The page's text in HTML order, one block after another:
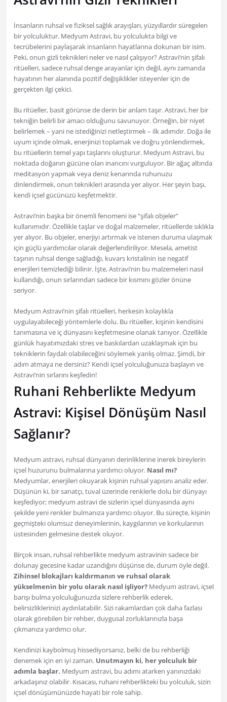
İnsanların ruhsal ve fiziksel sağlık arayışları, yüzyıllardır süregelen
bir yolculuktur. Medyum Astravi, bu yolculukta bilgi ve
tecrübelerini paylaşarak insanların hayatlarına dokunan bir isim.
Peki, onun gizli teknikleri neler ve nasıl çalışıyor? Astravi’nin şifalı
ritüelleri, sadece ruhsal denge arayanlar için değil, aynı zamanda
hayatının her alanında pozitif değişiklikler isteyenler için de
gerçekten ilgi çekici.
Bu ritüeller, basit görünse de derin bir anlam taşır. Astravi, her bir
tekniğin belirli bir amacı olduğunu savunuyor. Örneğin, bir niyet
belirlemek – yani ne istediğinizi netleştirmek – ilk adımdır. Doğa ile
uyum içinde olmak, enerjinizi toplamak ve doğru yönlendirmek,
bu ritüellerin temel yapı taşlarını oluşturur. Medyum Astravi, bu
noktada doğanın gücüne olan inancını vurguluyor. Bir ağaç altında
meditasyon yapmak veya deniz kenarında ruhunuzu
dinlendirmek, onun teknikleri arasında yer alıyor. Her şeyin başı,
kendi içsel gücünüzü keşfetmektir.
Astravi’nin başka bir önemli fenomeni ise “şifalı objeler”
kullanımıdır. Özellikle taşlar ve doğal malzemeler, ritüellerde sıklıkla
yer alıyor. Bu objeler, enerjiyi artırmak ve istenen duruma ulaşmak
için güçlü yardımcılar olarak değerlendiriliyor. Mesela, ametist
taşının ruhsal denge sağladığı, kuvars kristalinin ise negatif
enerjileri temizlediği bilinir. İşte, Astravi’nin bu malzemeleri nasıl
kullandığı, onun sırlarından sadece bir kısmını gözler önüne
seriyor.
Medyum Astravi’nin şifalı ritüelleri, herkesin kolaylıkla
uygulayabileceği yöntemlerle dolu. Bu ritüeller, kişinin kendisini
tanımasına ve iç dünyasını keşfetmesine olanak tanıyor. Özellikle
günlük hayatımızdaki stres ve baskılardan uzaklaşmak için bu
tekniklerin faydalı olabileceğini söylemek yanlış olmaz. Şimdi, bir
adım atmaya ne dersiniz? Kendi içsel yolculuğunuza başlayın ve
Astravi’nin sırlarını keşfedin!
Ruhani Rehberlikte Medyum
Astravi: Kişisel Dönüşüm Nasıl
Sağlanır?
Medyum astravi, ruhsal dünyanın derinliklerine inerek bireylerin
içsel huzurunu bulmalarına yardımcı oluyor. Nasıl mı?
Medyumlar, enerjileri okuyarak kişinin ruhsal yapısını analiz eder.
Düşünün ki, bir sanatçı, tuval üzerinde renklerle dolu bir dünyayı
keşfediyor; medyum astravi de sizlerin içsel dünyasında aynı
şekilde yeni renkler bulmanıza yardımcı oluyor. Bu süreçte, kişinin
geçmişteki olumsuz deneyimlerinin, kaygılarının ve korkularının
üstesinden gelmesine destek oluyor.
Birçok insan, ruhsal rehberlikte medyum astravinin sadece bir
dolunay gecesine kadar uzandığını düşünse de, durum öyle değil.
Zihinsel blokajları kaldırmanın ve ruhsal olarak
yükselmenin bir yolu olarak nasıl işliyor?Medyum astravi, içsel
barışı bulma yolculuğunuzda sizlere rehberlik ederek,
belirsizliklerinizi aydınlatabilir. Sizi rakamlardan çok daha fazlası
olarak görebilen bir rehber, duygusal zorluklarınızla başa
çıkmanıza yardımcı olur.
Kendinizi kaybolmuş hissediyorsanız, belki de bu rehberliği
denemek için en iyi zaman. Unutmayın ki, her yolculuk bir
adımla başlar. Medyum astravi, bu adımı atarken yanınızdaki
arkadaşınız olabilir. Kısacası, ruhani rehberlikteki bu yolculuk, sizin
içsel dönüşümünüzde hayati bir role sahip.